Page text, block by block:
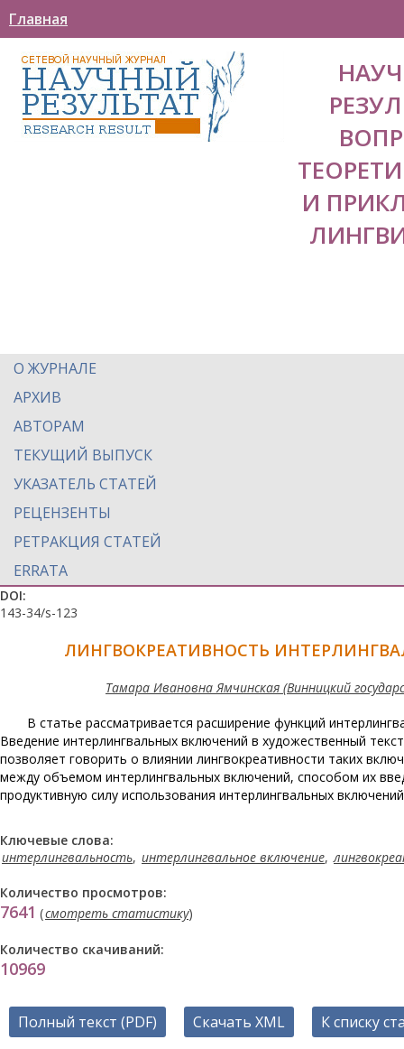
Главная
И
О ЖУРНАЛЕ
АРХИВ
АВТОРАМ
ТЕКУЩИЙ ВЫПУСК
УКАЗАТЕЛЬ СТАТЕЙ
РЕЦЕНЗЕНТЫ
РЕТРАКЦИЯ СТАТЕЙ
ERRATA
DOI:
143-34/s-123
ЛИНГВОКРЕАТИВНОСТЬ
Тамара Ивановна Ямчинская (Винницкий
В статье рассматривается расширение функций
Введение интерлингвальных включений в художественный
позволяет говорить о влиянии лингвокреативности таких
между объемом интерлингвальных включений, способом их
продуктивную силу использования интерлингвальных
Ключевые слова:
интерлингвальность, интерлингвальное включение,
Количество просмотров:
7641 (смотреть статистику)
Количество скачиваний:
10969
Полный текст (PDF) Скачать XML К списку